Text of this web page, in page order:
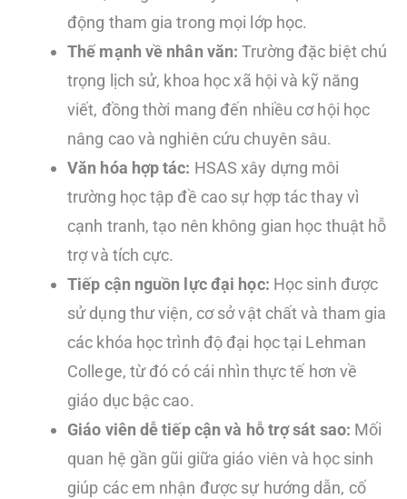
động tham gia trong mọi lớp học.
Thế mạnh về nhân văn: Trường đặc biệt chú
trọng lịch sử, khoa học xã hội và kỹ năng
viết, đồng thời mang đến nhiều cơ hội học
nâng cao và nghiên cứu chuyên sâu.
Văn hóa hợp tác: HSAS xây dựng môi
trường học tập đề cao sự hợp tác thay vì
cạnh tranh, tạo nên không gian học thuật hỗ
trợ và tích cực.
Tiếp cận nguồn lực đại học: Học sinh được
sử dụng thư viện, cơ sở vật chất và tham gia
các khóa học trình độ đại học tại Lehman
College, từ đó có cái nhìn thực tế hơn về
giáo dục bậc cao.
Giáo viên dễ tiếp cận và hỗ trợ sát sao: Mối
quan hệ gần gũi giữa giáo viên và học sinh
giúp các em nhận được sự hướng dẫn, cố